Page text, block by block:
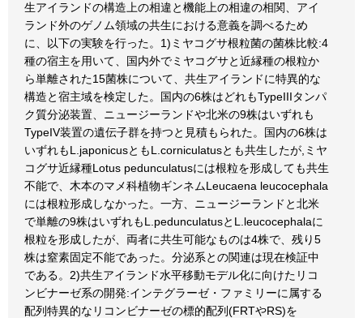
生アイランドの構造上の相違と機能上の相違の相関、アイ
ランド外のゲノム領域の共生における意義を調べるため
に、以下の実験を行った。1)ミヤコグサ根粒菌の菌株比較:4
種の宿主を用いて、国内外でミヤコグサと近縁種の根粒か
ら単離された15菌株について、共生アイランドに特異的な
構造と宿主域を検定した。国内の6株はどれもTypeIIIタンパ
ク質分泌装置、ニュージーランドや北米の9株はいずれも
TypeIV装置の遺伝子群を持つと見積もられた。国内の6株は
いずれもL.japonicusともL.corniculatusとも共生したが,ミヤ
コグサ近縁種Lotus pedunculatusには根粒を形成しても共生
不能で、木本のマメ科植物ギンネムLeucaena leucocephala
には根粒形成しなかった。一方、ニュージーランドと北米
で単離の9株はいずれもL.pedunculatusとL.leucocephalaに
根粒を形成したが、両者に共生可能なものは4株で、残り5
株は窒素固定不能であった。分泌系との関連は現在検証中
である。2)共生アイランド水平移動モデル化に向けたリコ
ンビナーゼ系の開発:インテグラーゼ・ファミリーに属する
配列特異的なリコンビナーゼの標的配列(FRTやRS)を